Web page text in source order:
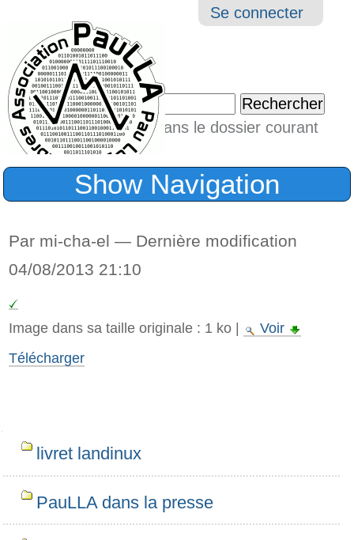
Outils
Se connecter
Chercher par
Seulement dans le dossier courant
Recherche
Show Navigation
Par mi-cha-el — Dernière modification
04/08/2013 21:10
Image dans sa taille originale : 1 ko|
Voir
Télécharger
Navigation
livret landinux
PauLLA dans la presse